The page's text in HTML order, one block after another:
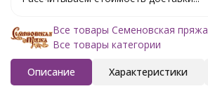
Все товары Семеновская пряжа
Все товары категории
Описание Характеристики